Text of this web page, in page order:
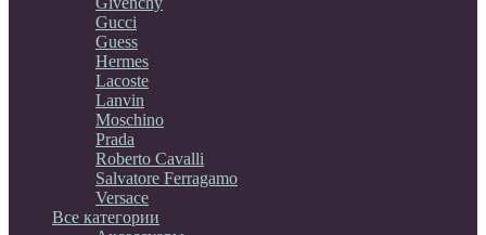
Gucci
Guess
Hermes
Lacoste
Lanvin
Moschino
Prada
Roberto Cavalli
Salvatore Ferragamo
Versace
Все категории